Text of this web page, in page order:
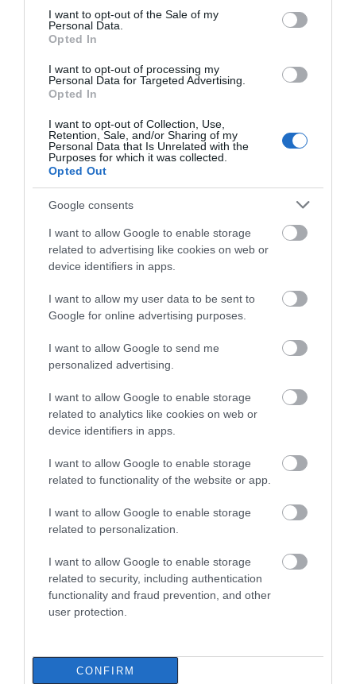
consent section.
I want to opt-out of the Sale of my
Personal Data.
Opted In
I want to opt-out of processing my
Personal Data for Targeted Advertising.
Opted In
I want to opt-out of Collection, Use,
Retention, Sale, and/or Sharing of my
Personal Data that Is Unrelated with the
Purposes for which it was collected.
Opted Out
Google consents
I want to allow Google to enable storage
related to advertising like cookies on web or
device identifiers in apps.
I want to allow my user data to be sent to
Google for online advertising purposes.
I want to allow Google to send me
personalized advertising.
I want to allow Google to enable storage
related to analytics like cookies on web or
device identifiers in apps.
I want to allow Google to enable storage
related to functionality of the website or app.
I want to allow Google to enable storage
related to personalization.
I want to allow Google to enable storage
related to security, including authentication
functionality and fraud prevention, and other
user protection.
CONFIRM
07.08.2026 | 18:40
θαλάσσια εκδρομή για 57χρονο
τουρίστα
Βαρύ πένθος για τον εκπαιδευτικό
από την Εύβοια που έφυγε από τη
07.08.2026 | 18:00
Ανακοινώθηκαν νέες
προσλήψεις σε δήμο
Δείτε τι έκανε Δήμος